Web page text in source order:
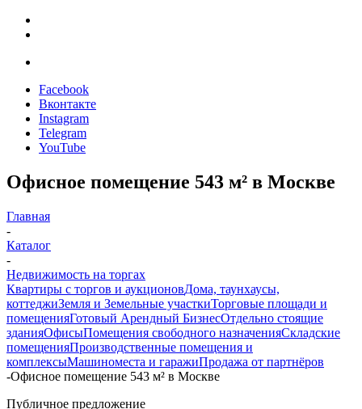
Facebook
Вконтакте
Instagram
Telegram
YouTube
Офисное помещение 543 м² в Москве
Главная
-
Каталог
-
Недвижимость на торгах
Квартиры с торгов и аукционовДома, таунхаусы,
коттеджиЗемля и Земельные участкиТорговые площади и
помещенияГотовый Арендный БизнесОтдельно стоящие
зданияОфисыПомещения свободного назначенияСкладские
помещенияПроизводственные помещения и
комплексыМашиноместа и гаражиПродажа от партнёров
-Офисное помещение 543 м² в Москве
Публичное предложение